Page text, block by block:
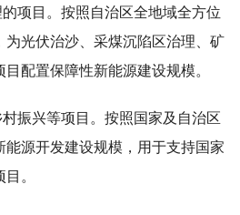
项目。按照自治区全地域全方位
为光伏治沙、采煤沉陷区治理、矿
配置保障性新能源建设规模。
振兴等项目。按照国家及自治区
源开发建设规模，用于支持国家
。